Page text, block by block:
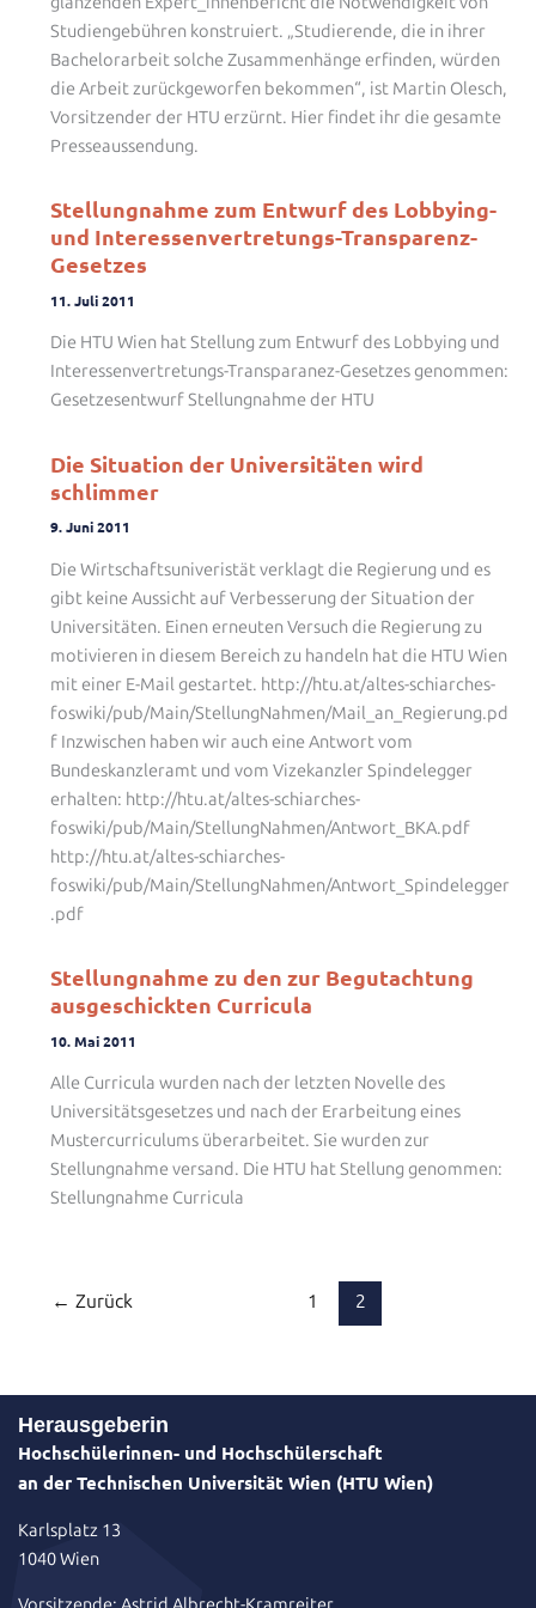
Studiengebühren konstruiert. „Studierende, die in ihrer
Bachelorarbeit solche Zusammenhänge erfinden, würden
die Arbeit zurückgeworfen bekommen“, ist Martin Olesch,
Vorsitzender der HTU erzürnt. Hier findet ihr die gesamte
Presseaussendung.
Stellungnahme zum Entwurf des Lobbying­
und Interessenvertretungs-­Transparenz­-
Gesetzes
11. Juli 2011
Die HTU Wien hat Stellung zum Entwurf des Lobbying und
Interessenvertretungs-Transparanez-Gesetzes genommen:
Gesetzesentwurf Stellungnahme der HTU
Die Situation der Universitäten wird
schlimmer
9. Juni 2011
Die Wirtschaftsuniveristät verklagt die Regierung und es
gibt keine Aussicht auf Verbesserung der Situation der
Universitäten. Einen erneuten Versuch die Regierung zu
motivieren in diesem Bereich zu handeln hat die HTU Wien
mit einer E-Mail gestartet. http://htu.at/altes-schiarches-
foswiki/pub/Main/StellungNahmen/Mail_an_Regierung.pd
f Inzwischen haben wir auch eine Antwort vom
Bundeskanzleramt und vom Vizekanzler Spindelegger
erhalten: http://htu.at/altes-schiarches-
foswiki/pub/Main/StellungNahmen/Antwort_BKA.pdf
http://htu.at/altes-schiarches-
foswiki/pub/Main/StellungNahmen/Antwort_Spindelegger
.pdf
Stellungnahme zu den zur Begutachtung
ausgeschickten Curricula
10. Mai 2011
Alle Curricula wurden nach der letzten Novelle des
Universitätsgesetzes und nach der Erarbeitung eines
Mustercurriculums überarbeitet. Sie wurden zur
Stellungnahme versand. Die HTU hat Stellung genommen:
Stellungnahme Curricula
← Zurück 1 2
Herausgeberin
Hochschülerinnen- und Hochschülerschaft
an der Technischen Universität Wien (HTU Wien)
Karlsplatz 13
1040 Wien